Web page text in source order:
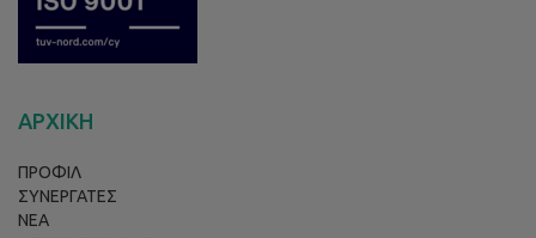
ΑΡΧΙΚΗ
ΠΡΟΦΙΛ
ΣΥΝΕΡΓΑΤΕΣ
ΝΕΑ